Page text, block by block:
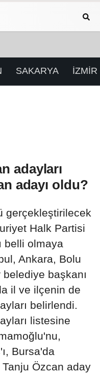
SAKARYA İZMİR
adayları
adayı oldu?
gerçekleştirilecek
Halk Partisi
belli olmaya
Ankara, Bolu
başkanı
il ve ilçenin de
belirlendi.
listesine
Bursa'da
Özcan aday